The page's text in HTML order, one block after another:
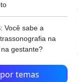
Você sabe a
na
gestante?
temas